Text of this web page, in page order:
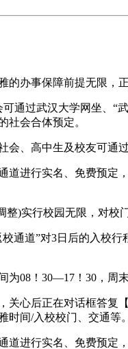
办事保障前提无限，正
过武汉大学网坐、“
社会合体预定。
、高中生及校友可通
进行实名、免费预定
)实行校园无限，对校
道”对3日后的入校行
08！30—17！30，周末
后正在对话框答复【
时间/入校校门、交通等。
进行实名、免费预定